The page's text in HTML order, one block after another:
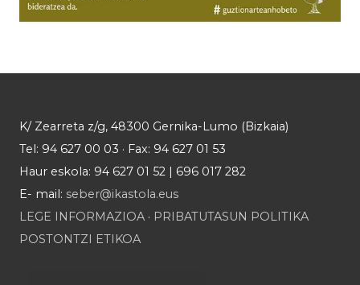
K/ Zearreta z/g, 48300 Gernika-Lumo (Bizkaia)
Tel: 94 627 00 03 · Fax: 94 627 01 53
Haur eskola: 94 627 01 52 | 696 017 282
E- mail: seber@ikastola.eus
LEGE INFORMAZIOA · PRIBATUTASUN POLITIKA
POSTONTZI ETIKOA